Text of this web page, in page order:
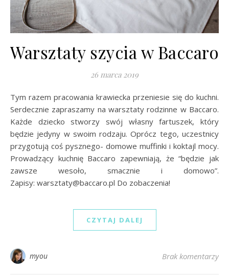
Warsztaty szycia w Baccaro
26 marca 2019
Tym razem pracowania krawiecka przeniesie się do kuchni.
Serdecznie zapraszamy na warsztaty rodzinne w Baccaro.
Każde dziecko stworzy swój własny fartuszek, który
będzie jedyny w swoim rodzaju. Oprócz tego, uczestnicy
przygotują coś pysznego- domowe muffinki i koktajl mocy.
Prowadzący kuchnię Baccaro zapewniają, że “będzie jak
zawsze wesoło, smacznie i domowo”.
Zapisy: warsztaty@baccaro.pl Do zobaczenia!
CZYTAJ DALEJ
myou Brak komentarzy